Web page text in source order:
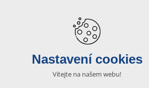
Nastavení cookies
Vítejte na našem webu!